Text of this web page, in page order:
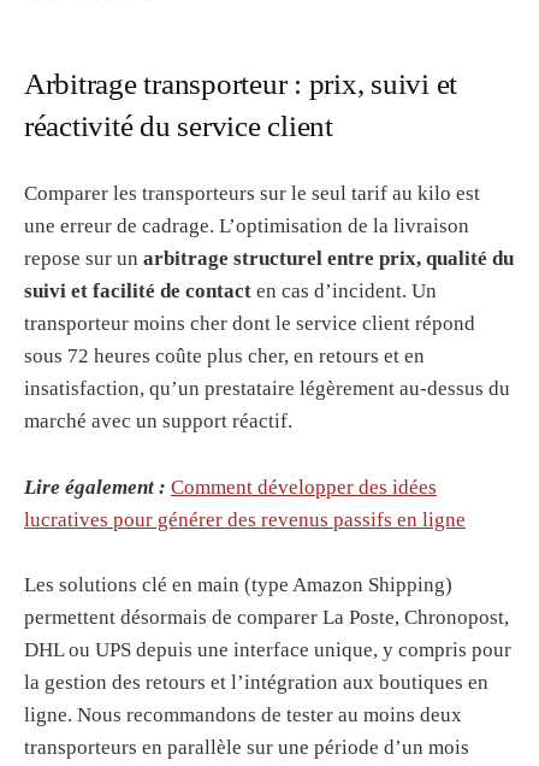
Arbitrage transporteur : prix, suivi et
réactivité du service client
Comparer les transporteurs sur le seul tarif au kilo est
une erreur de cadrage. L’optimisation de la livraison
repose sur un arbitrage structurel entre prix, qualité du
suivi et facilité de contact en cas d’incident. Un
transporteur moins cher dont le service client répond
sous 72 heures coûte plus cher, en retours et en
insatisfaction, qu’un prestataire légèrement au-dessus du
marché avec un support réactif.
Lire également : Comment développer des idées
lucratives pour générer des revenus passifs en ligne
Les solutions clé en main (type Amazon Shipping)
permettent désormais de comparer La Poste, Chronopost,
DHL ou UPS depuis une interface unique, y compris pour
la gestion des retours et l’intégration aux boutiques en
ligne. Nous recommandons de tester au moins deux
transporteurs en parallèle sur une période d’un mois